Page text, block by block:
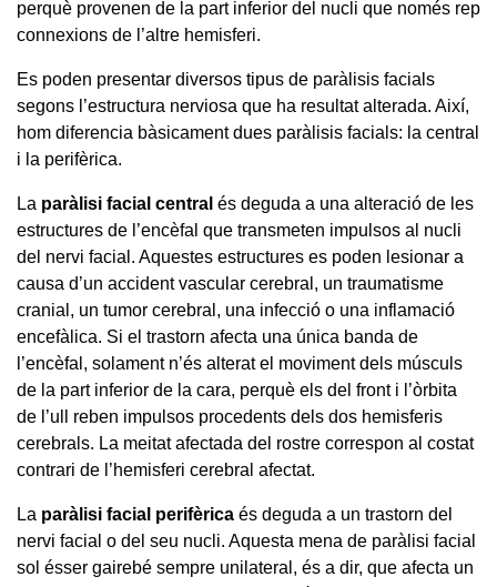
perquè provenen de la part inferior del nucli que només rep
connexions de l’altre hemisferi.
Es poden presentar diversos tipus de paràlisis facials
segons l’estructura nerviosa que ha resultat alterada. Així,
hom diferencia bàsicament dues paràlisis facials: la central
i la perifèrica.
La paràlisi facial central és deguda a una alteració de les
estructures de l’encèfal que transmeten impulsos al nucli
del nervi facial. Aquestes estructures es poden lesionar a
causa d’un accident vascular cerebral, un traumatisme
cranial, un tumor cerebral, una infecció o una inflamació
encefàlica. Si el trastorn afecta una única banda de
l’encèfal, solament n’és alterat el moviment dels músculs
de la part inferior de la cara, perquè els del front i l’òrbita
de l’ull reben impulsos procedents dels dos hemisferis
cerebrals. La meitat afectada del rostre correspon al costat
contrari de l’hemisferi cerebral afectat.
La paràlisi facial perifèrica és deguda a un trastorn del
nervi facial o del seu nucli. Aquesta mena de paràlisi facial
sol ésser gairebé sempre unilateral, és a dir, que afecta un